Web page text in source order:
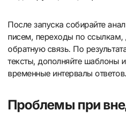
После запуска собирайте
писем, переходы по
обратную связь. По
тексты, дополняйте шаблоны
временные интервалы ответов.
Проблемы при